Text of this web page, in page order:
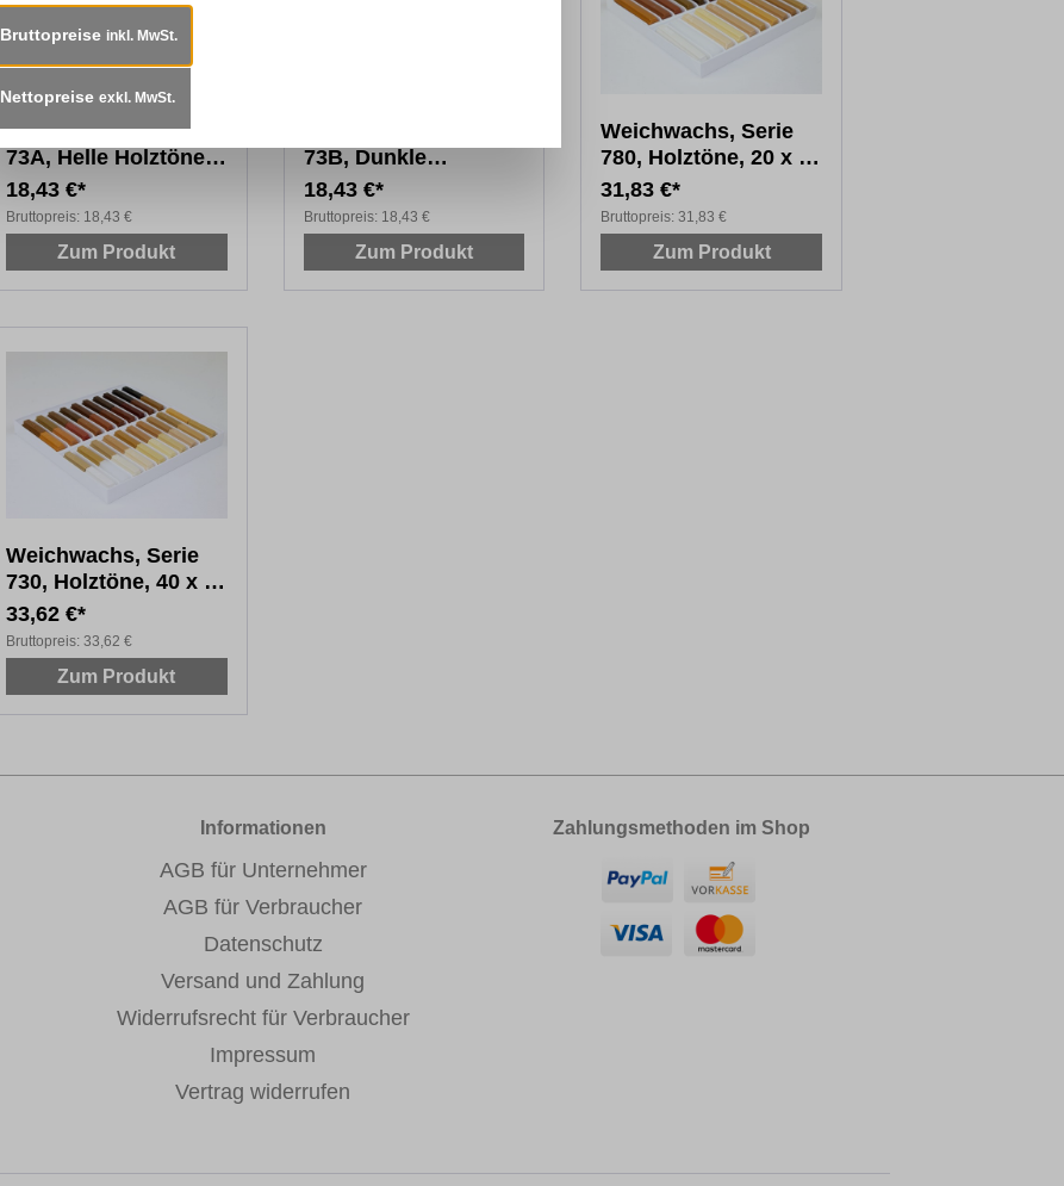
Weichwachs, Serie
73A, Helle Holztöne,
20 x 4 cm
18,43 €*
Bruttopreis: 18,43 €
Zum Produkt
73B, Dunkle
Holztöne, 20 x 4 cm
18,43 €*
Bruttopreis: 18,43 €
Zum Produkt
Weichwachs, Serie
780, Holztöne, 20 x 8
cm
31,83 €*
Bruttopreis: 31,83 €
Zum Produkt
Weichwachs, Serie
730, Holztöne, 40 x 4
cm
33,62 €*
Bruttopreis: 33,62 €
Zum Produkt
Informationen
AGB für Unternehmer
AGB für Verbraucher
Datenschutz
Versand und Zahlung
Widerrufsrecht für Verbraucher
Impressum
Vertrag widerrufen
Zahlungsmethoden im Shop
Bruttopreise inkl. MwSt.
Nettopreise exkl. MwSt.